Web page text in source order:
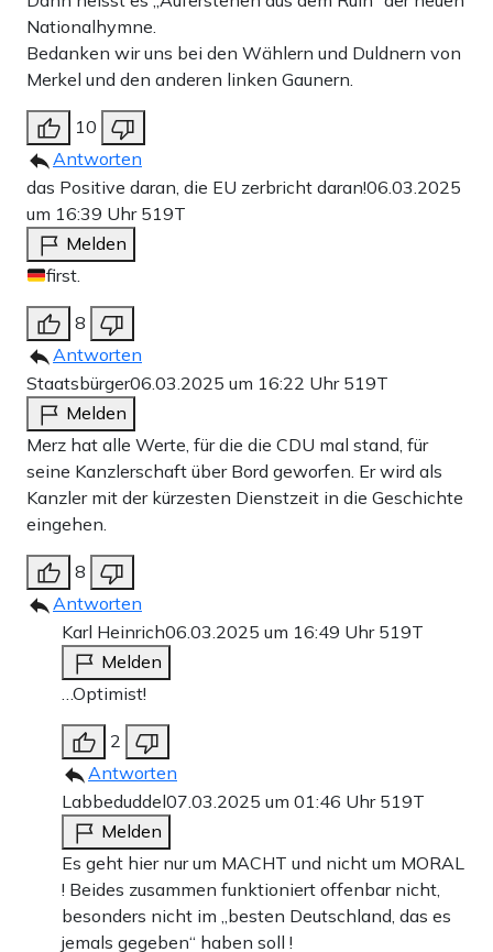
Nationalhymne.
Bedanken wir uns bei den Wählern und Duldnern von
Merkel und den anderen linken Gaunern.
10
Antworten
das Positive daran, die EU zerbricht daran!06.03.2025
um 16:39 Uhr 519T
Melden
first.
8
Antworten
Staatsbürger06.03.2025 um 16:22 Uhr 519T
Melden
Merz hat alle Werte, für die die CDU mal stand, für
seine Kanzlerschaft über Bord geworfen. Er wird als
Kanzler mit der kürzesten Dienstzeit in die Geschichte
eingehen.
8
Antworten
Karl Heinrich06.03.2025 um 16:49 Uhr 519T
Melden
…Optimist!
2
Antworten
Labbeduddel07.03.2025 um 01:46 Uhr 519T
Melden
Es geht hier nur um MACHT und nicht um MORAL
! Beides zusammen funktioniert offenbar nicht,
besonders nicht im „besten Deutschland, das es
jemals gegeben“ haben soll !